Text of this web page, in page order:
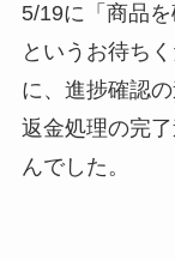
5/19に「商品
というお待ち
に、進捗確認
返金処理の完
んでした。